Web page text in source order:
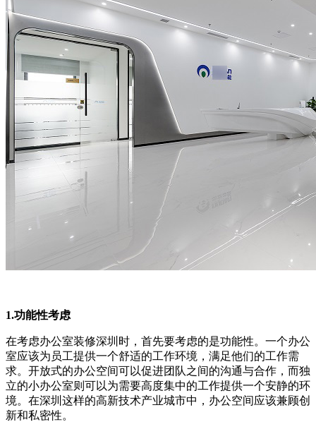
1.功能性考虑
在考虑办公室装修深圳时，首先要考虑的是功能性。一个办公
室应该为员工提供一个舒适的工作环境，满足他们的工作需
求。开放式的办公空间可以促进团队之间的沟通与合作，而独
立的小办公室则可以为需要高度集中的工作提供一个安静的环
境。在深圳这样的高新技术产业城市中，办公空间应该兼顾创
新和私密性。